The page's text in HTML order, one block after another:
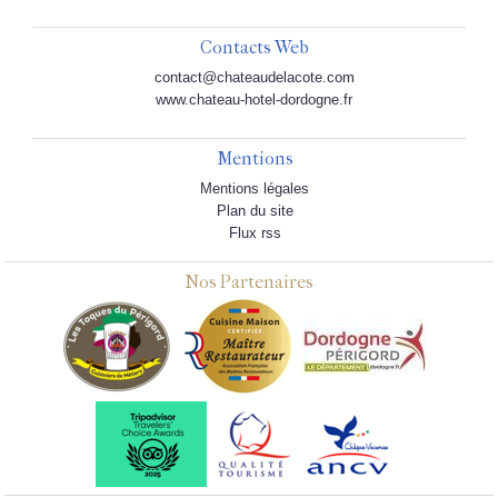
Contacts Web
contact@chateaudelacote.com
www.chateau-hotel-dordogne.fr
Mentions
Mentions légales
Plan du site
Flux rss
Nos Partenaires